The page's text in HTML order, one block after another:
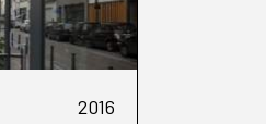
2016